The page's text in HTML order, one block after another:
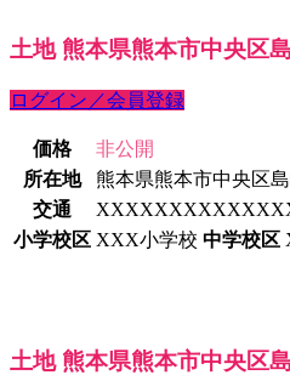
土地 熊本県熊本市中央区
ログイン／会員登録
価格
非公開
所在地
熊本県熊本市中央区
交通
小学校区 XXX小学校 中学校区
土地 熊本県熊本市中央区